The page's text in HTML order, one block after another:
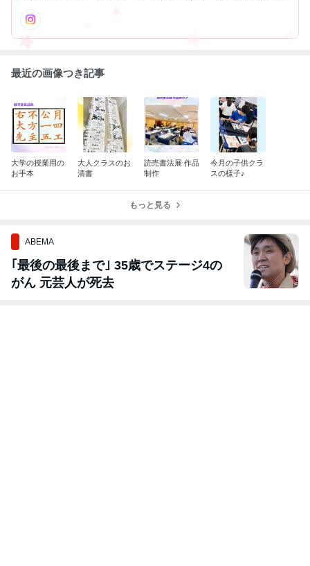
最近の画像つき記事
大学の授業用の
お手本
大人クラスのお
清書
読売書法展 作品
制作
今月の子供クラ
スの様子♪
もっと見る
ABEMA
｢最後の最後まで｣ 35歳でステージ4の
がん 元芸人が死去